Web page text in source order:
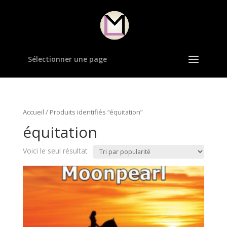
Sélectionner une page
Accueil / Produits identifiés “équitation”
équitation
Voici le seul résultat